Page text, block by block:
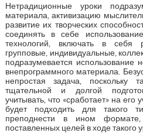
Нетрадиционные уроки
материала, активизацию
развитие их творческих
соединять в себе
технологий, включать в
групповые, индивидуальные,
подразумевается использование
внепрограммного материала.
непростая задача, поскольку
тщательной и долгой
учитывать, что «сработает» на его
будет подходить для такого
преподнести в ином
поставленных целей в ходе такого